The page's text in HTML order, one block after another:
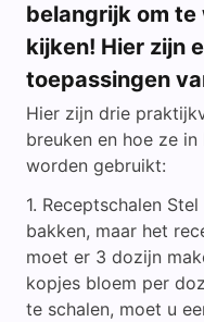
belangrijk om te
kijken! Hier zijn
toepassingen
Hier zijn drie
breuken en hoe ze
worden gebruikt:
Receptschalen
bakken, maar het
moet er 3 dozijn
kopjes bloem per
te schalen, moet u